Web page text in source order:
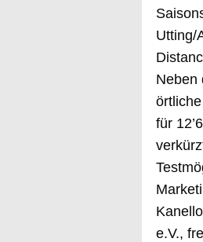
Utting/
Neben
für
e.V.,